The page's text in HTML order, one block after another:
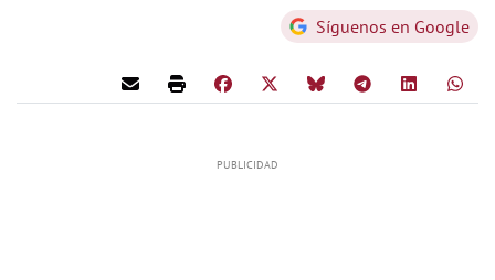
Síguenos en Google